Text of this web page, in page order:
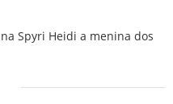
Spyri Heidi a menina dos